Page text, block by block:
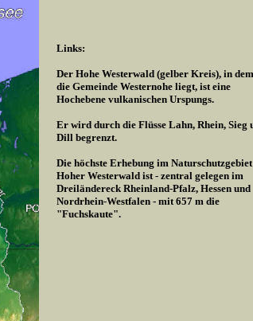
Links:
Der Hohe Westerwald (gelber Kreis), in dem
die Gemeinde Westernohe liegt, ist eine
Hochebene vulkanischen Urspungs.
Er wird durch die Flüsse Lahn, Rhein, Sieg
Dill begrenzt.
Die höchste Erhebung im Naturschutzgebiet
Hoher Westerwald ist - zentral gelegen im
Dreiländereck Rheinland-Pfalz, Hessen und
Nordrhein-Westfalen - mit 657 m die
"Fuchskaute".